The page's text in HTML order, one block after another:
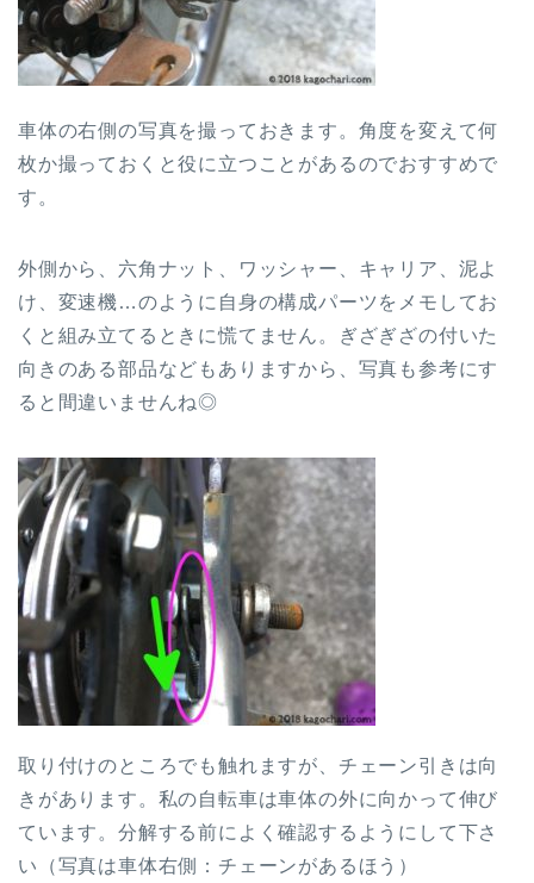
車体の右側の写真を撮っておきます。角度を変えて何
枚か撮っておくと役に立つことがあるのでおすすめで
す。
外側から、六角ナット、ワッシャー、キャリア、泥よ
け、変速機…のように自身の構成パーツをメモしてお
くと組み立てるときに慌てません。ぎざぎざの付いた
向きのある部品などもありますから、写真も参考にす
ると間違いませんね◎
取り付けのところでも触れますが、チェーン引きは向
きがあります。私の自転車は車体の外に向かって伸び
ています。分解する前によく確認するようにして下さ
い（写真は車体右側：チェーンがあるほう）